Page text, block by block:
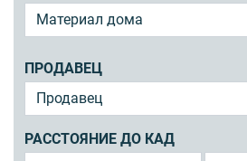
ПРОДАВЕЦ
РАССТОЯНИЕ ДО КАД